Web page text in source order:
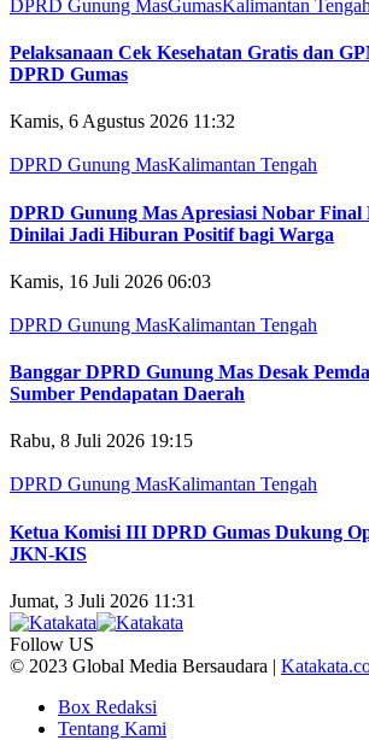
DPRD Gunung MasGumasKalimantan Tengah
Pelaksanaan Cek Kesehatan Gratis dan
DPRD Gumas
Kamis, 6 Agustus 2026 11:32
DPRD Gunung MasKalimantan Tengah
DPRD Gunung Mas Apresiasi Nobar Final
Dinilai Jadi Hiburan Positif bagi Warga
Kamis, 16 Juli 2026 06:03
DPRD Gunung MasKalimantan Tengah
Banggar DPRD Gunung Mas Desak
Sumber Pendapatan Daerah
Rabu, 8 Juli 2026 19:15
DPRD Gunung MasKalimantan Tengah
Ketua Komisi III DPRD Gumas Dukung
JKN-KIS
Jumat, 3 Juli 2026 11:31
Follow US
© 2023 Global Media Bersaudara |
Box Redaksi
Tentang Kami